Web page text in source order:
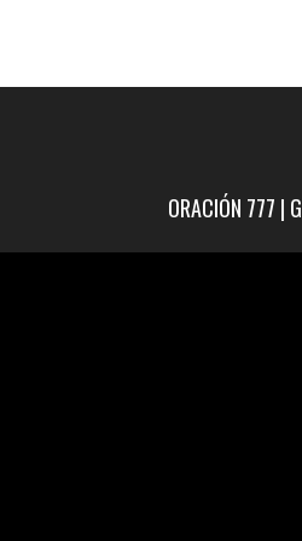
ORACIÓN 777 |